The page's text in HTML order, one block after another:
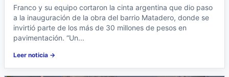
Franco y su equipo cortaron la cinta argentina que dio paso
a la inauguración de la obra del barrio Matadero, donde se
invirtió parte de los más de 30 millones de pesos en
pavimentación. “Un...
Leer noticia →